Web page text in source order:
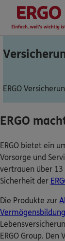
ERGO
ERGO
ERGO bietet ein
Vorsorge und
vertrauen über 13
Sicherheit der
Die Produkte zur
Vermögensbildung
ERGO Group.